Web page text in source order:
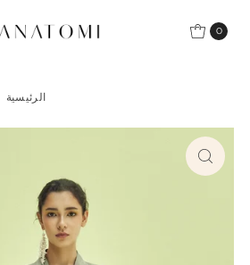
0
الرئيسية